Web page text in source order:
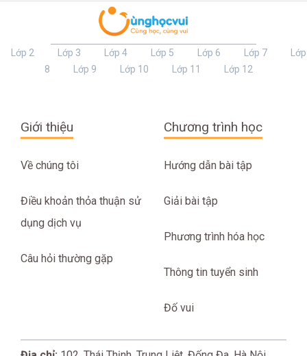
Lớp 2 Lớp 3 Lớp 4 Lớp 5 Lớp 6 Lớp 7
Lớp
8
Lớp 9 Lớp 10 Lớp 11 Lớp 12
Giới thiệu
Về chúng tôi
Điều khoản thỏa thuận sử
dụng dịch vụ
Câu hỏi thường gặp
Chương trình học
Hướng dẫn bài tập
Giải bài tập
Phương trình hóa học
Thông tin tuyển sinh
Đố vui